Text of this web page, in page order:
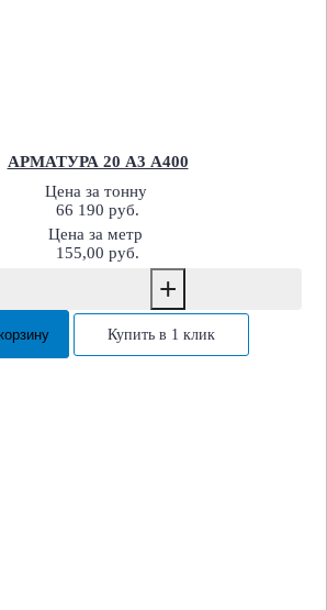
АРМАТУРА 20 А3 А400
Цена за тонну
66 190 руб.
Цена за метр
155,00 руб.
+
Купить в 1 клик